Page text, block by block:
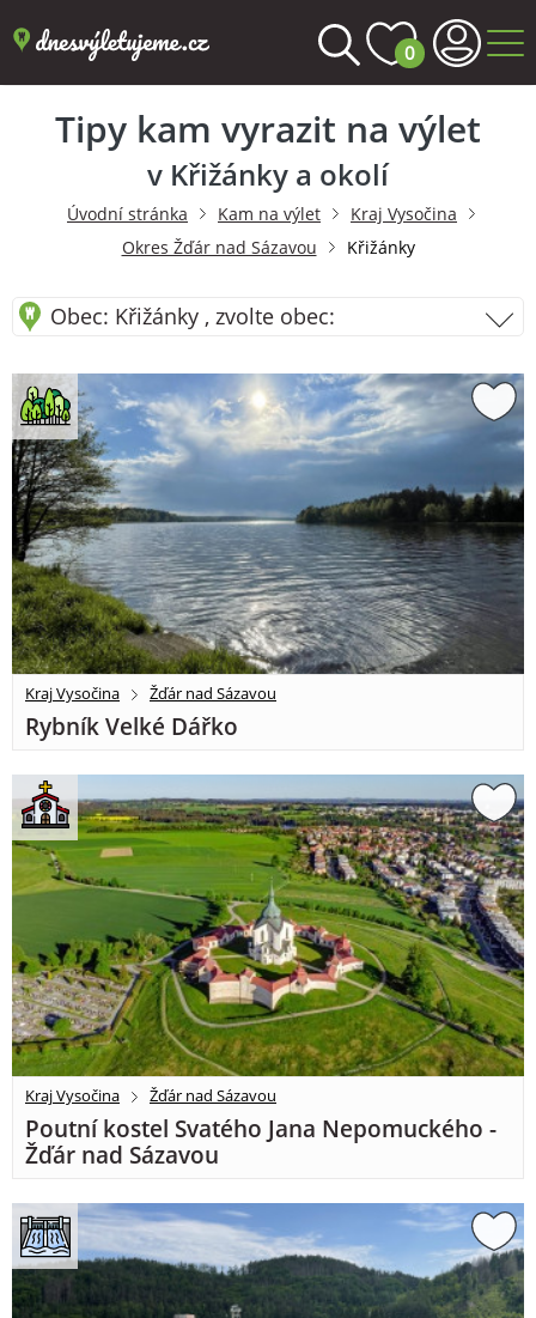
0
Tipy kam vyrazit na výlet
v Křižánky a okolí
Úvodní stránka Kam na výlet
Kraj Vysočina
Okres Žďár nad Sázavou
Křižánky
Obec: Křižánky , zvolte obec:
Kraj Vysočina Žďár nad Sázavou
Rybník Velké Dářko
Kraj Vysočina Žďár nad Sázavou
Poutní kostel Svatého Jana Nepomuckého -
Žďár nad Sázavou